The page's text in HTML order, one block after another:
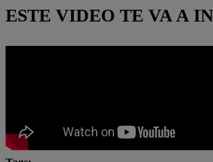
ESTE VIDEO TE VA A